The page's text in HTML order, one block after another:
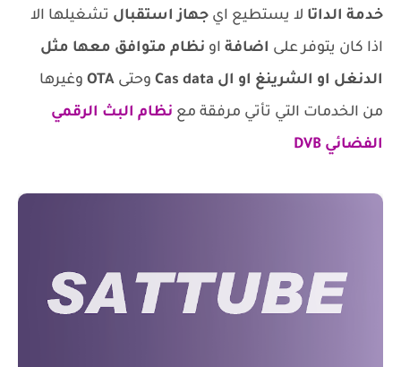
خدمة الداتا لا يستطيع اي جهاز استقبال تشغيلها الا
اذا كان يتوفر على اضافة او نظام متوافق معها مثل
الدنغل او الشرينغ او ال Cas data
وحتى OTA وغيرها
من الخدمات التي تأتي مرفقة مع نظام البث الرقمي
الفضائي DVB